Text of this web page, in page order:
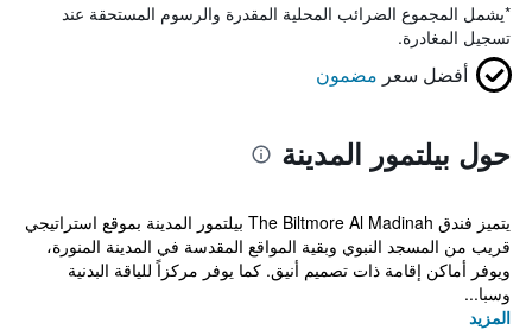
*يشمل المجموع الضرائب المحلية المقدرة والرسوم المستحقة عند
تسجيل المغادرة.
أفضل سعر مضمون
حول بيلتمور المدينة
يتميز فندق The Biltmore Al Madinah بيلتمور المدينة بموقع استراتيجي
قريب من المسجد النبوي وبقية المواقع المقدسة في المدينة المنورة،
ويوفر أماكن إقامة ذات تصميم أنيق. كما يوفر مركزاً للياقة البدنية
وسبا...
المزيد